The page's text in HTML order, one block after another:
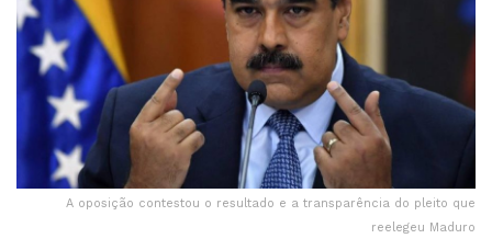
A oposição contestou o resultado e a transparência do pleito que
reelegeu Maduro